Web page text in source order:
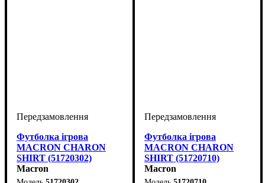
Футболка ігрова
MACRON CHARON
SHIRT (51720302)
Macron
Футболка ігрова
MACRON CHARON
SHIRT (51720710)
Macron